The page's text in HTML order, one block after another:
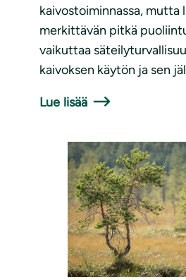
kaivostoiminnassa, mutta
merkittävän pitkä
vaikuttaa
kaivoksen käytön ja sen
Lue lisää